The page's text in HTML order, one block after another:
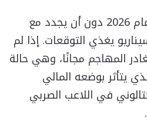
دوسان فلاشيتش يبدأ عام 2026 دون أن يجدد مع
يغذي التوقعات. إذا لم
المهاجم مجانًا، وهي حالة
يتأثر بوضعه المالي
في اللاعب الصربي